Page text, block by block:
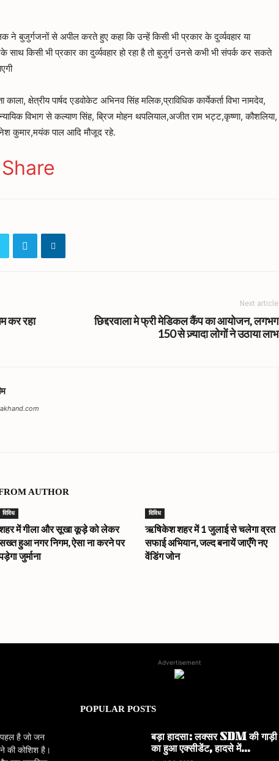
ने बुजुर्गजनों से अपील करते हुए कहा कि उन्हें किसी भी प्रकार के दुर्व्यवहार या
किसी भी प्रकार का दुर्व्यवहार हो रहा है तो बुजुर्ग उनसे कभी भी संपर्क कर सकते
क्षेत्रीय पार्षद एडवोकेट अभिनव सिंह मलिक,प्राविधिक कार्येकर्ता विभा नामदेव,
विभाग से कल्याण सिंह, ब्रिज मोहन थपलियाल,अजीत राम भट्ट,कृष्णा, कौशलिया,
कुमार,मयंक पाल आदि मौजूद रहे.
Telegram
Share
कर रहा
Next article
छिद्दरवाला मे फ्री मेडिकल कैंप का आयोजन, लगभग
150 से ज़्यादा लोगों ने उठाया लाभ
AUTHOR
विविध
में गीला और सूखा कूड़े को लेकर
हुआ नगर निगम, ऐसा ना करने पर
जुर्माना
विविध
ऋषिकेश शहर में 1 जुलाई से चलेगा व्रत
सफाई अभियान, जल्द बनायें जाएँगे नए
वेंडिंग जोन
Advertisement
पहल है जो जन
की कोशिश है।
POPULAR POSTS
बड़ा हादसा: लक्सर SDM की गाड़ी
का हुआ एक्सीडेंट, हादसे में...